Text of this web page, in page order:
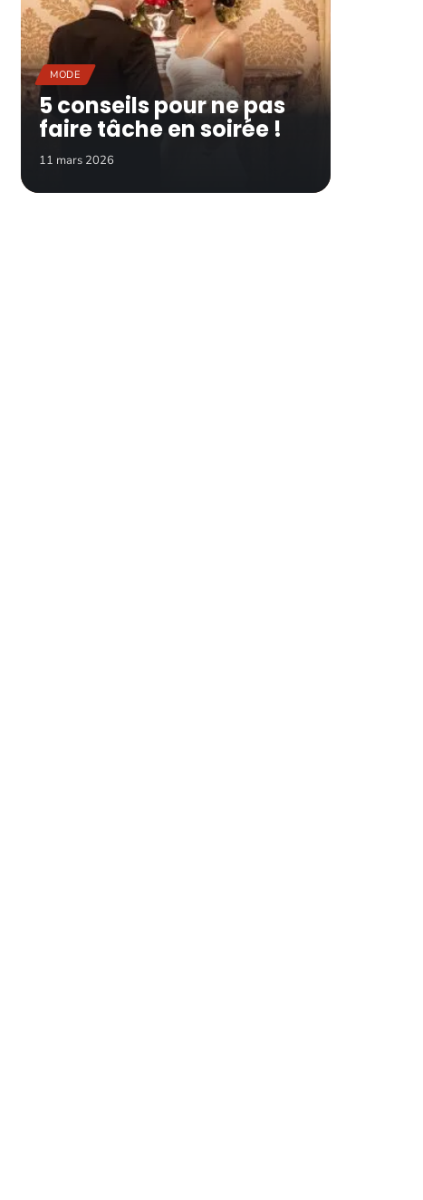
MODE
5 conseils pour ne pas
faire tâche en soirée !
11 mars 2026